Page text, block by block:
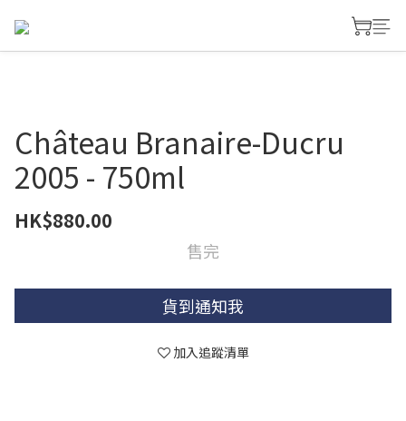
Château Branaire-Ducru
2005 - 750ml
HK$880.00
售完
貨到通知我
加入追蹤清單